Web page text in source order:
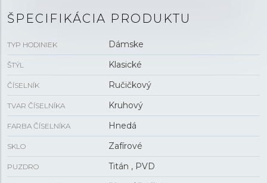
ŠPECIFIKÁCIA PRODUKTU
TYP HODINIEK Dámske
ŠTÝL Klasické
ČÍSELNÍK Ručičkový
TVAR ČÍSELNÍKA Kruhový
FARBA ČÍSELNÍKA Hnedá
SKLO Zafírové
PUZDRO Titán , PVD